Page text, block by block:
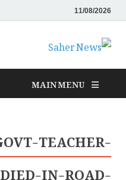
11/08/2026
MAIN MENU
TEACHER-
IN-ROAD-